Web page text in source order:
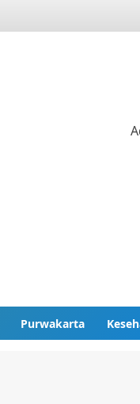
Purwakarta